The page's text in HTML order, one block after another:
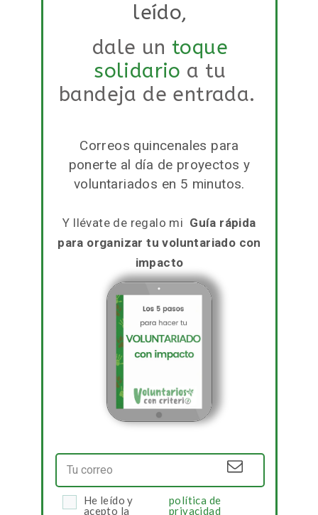
leído,
dale un toque
solidario a tu
bandeja de entrada.
Correos quincenales para
ponerte al día de proyectos y
voluntariados en 5 minutos.
Y llévate de regalo mi Guía rápida
para organizartu voluntariado con
impacto
He leído y
acepto la
política de
privacidad